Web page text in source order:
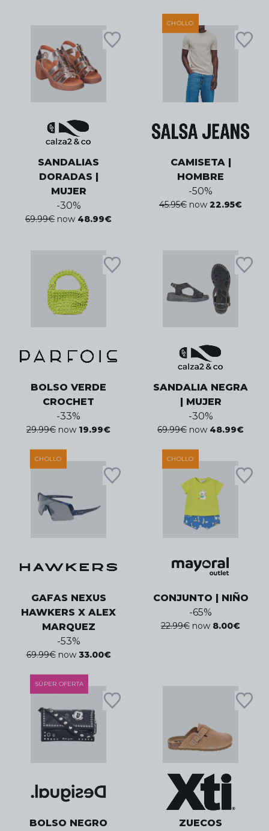
SANDALIAS
DORADAS |
MUJER
-30%
69.99€ now 48.99€
CHOLLO
CAMISETA |
HOMBRE
-50%
45.95€ now 22.95€
BOLSO VERDE
CROCHET
-33%
29.99€ now 19.99€
SANDALIA NEGRA
| MUJER
-30%
69.99€ now 48.99€
CHOLLO
GAFAS NEXUS
HAWKERS X ALEX
MARQUEZ
-53%
69.99€ now 33.00€
CHOLLO
CONJUNTO | NIÑO
-65%
22.99€ now 8.00€
SÚPER OFERTA
BOLSO NEGRO
ZUECOS